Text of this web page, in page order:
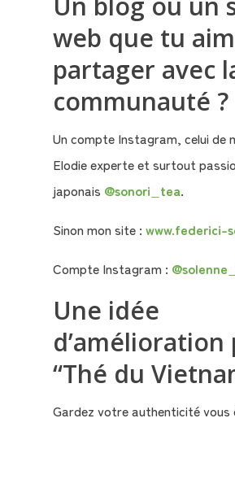
web que tu
partager avec
communauté ?
Un compte Instagram, celui de
Elodie experte et surtout
japonais @sonori_tea.
Sinon mon site : www.federici-
Compte Instagram :
Une idée
d’amélioration
“Thé du
Gardez votre authenticité vous